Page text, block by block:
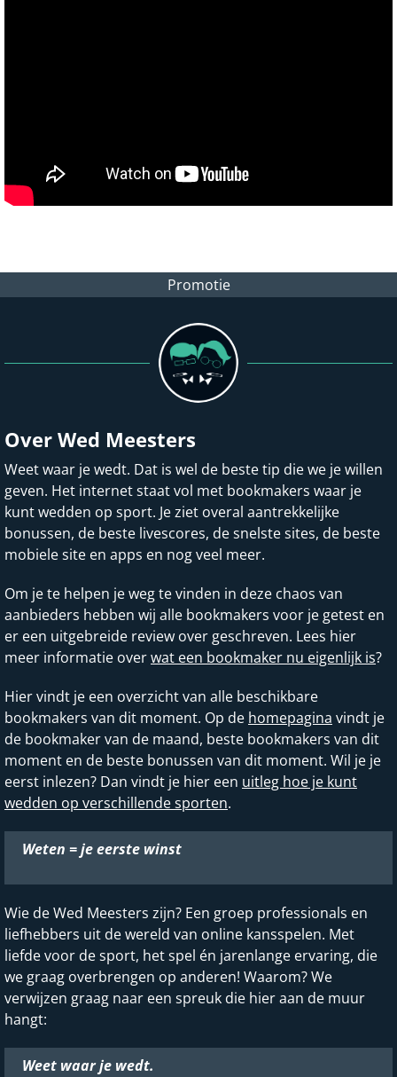
Promotie
Over Wed Meesters
Weet waar je wedt. Dat is wel de beste tip die we je willen
geven. Het internet staat vol met bookmakers waar je
kunt wedden op sport. Je ziet overal aantrekkelijke
bonussen, de beste livescores, de snelste sites, de beste
mobiele site en apps en nog veel meer.
Om je te helpen je weg te vinden in deze chaos van
aanbieders hebben wij alle bookmakers voor je getest en
er een uitgebreide review over geschreven. Lees hier
meer informatie overwat een bookmaker nu eigenlijk is?
Hier vindt je een overzicht van alle beschikbare
bookmakers van dit moment. Op de homepagina vindt je
de bookmaker van de maand, beste bookmakers van dit
moment en de beste bonussen van dit moment. Wil je je
eerst inlezen? Dan vindt je hier een uitleg hoe je kunt
wedden op verschillende sporten.
Weten = je eerste winst
Wie de Wed Meesters zijn? Een groep professionals en
liefhebbers uit de wereld van online kansspelen. Met
liefde voor de sport, het spel én jarenlange ervaring, die
we graag overbrengen op anderen! Waarom? We
verwijzen graag naar een spreuk die hier aan de muur
hangt:
Weet waar je wedt.